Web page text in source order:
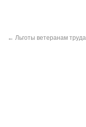
← Льготы ветеранам труда